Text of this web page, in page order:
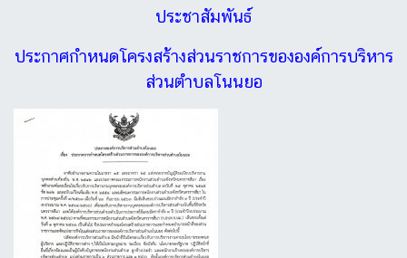
ประชาสัมพันธ์
ประกาศกำหนดโครงสร้างส่วนราชการขององค์การบริหาร
ส่วนตำบลโนนยอ